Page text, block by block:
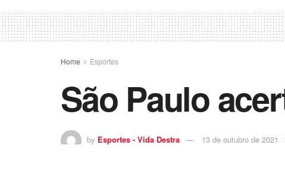
Home Esportes
São Paulo
by Esportes - Vida Destra 13 de outubro de 2021